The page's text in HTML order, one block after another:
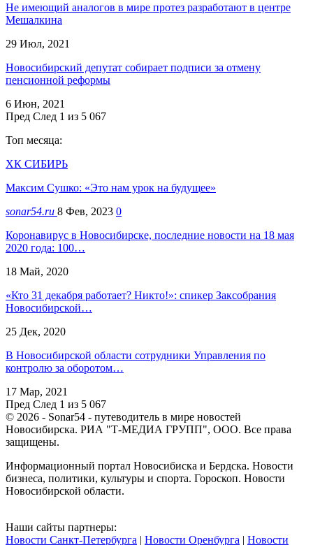
Не имеющий аналогов в мире протез разработают в центре
Мешалкина
29 Июл, 2021
Новосибирский депутат собирает подписи за отмену
пенсионной реформы
6 Июн, 2021
Пред След 1 из 5 067
Топ месяца:
ХК СИБИРЬ
Максим Сушко: «Это нам урок на будущее»
sonar54.ru 8 Фев, 2023 0
Коронавирус в Новосибирске, последние новости на 18 мая
2020 года: 100…
18 Май, 2020
«Кто 31 декабря работает? Никто!»: спикер Заксобрания
Новосибирской…
25 Дек, 2020
В Новосибирской области сотрудники Управления по
контролю за оборотом…
17 Мар, 2021
Пред След 1 из 5 067
© 2026 - Sonar54 - путеводитель в мире новостей
Новосибирска. РИА "Т-МЕДИА ГРУПП", ООО. Все права
защищены.
Информационный портал Новосибиска и Бердска. Новости
бизнеса, политики, культуры и спорта. Гороскоп. Новости
Новосибирской области.
Наши сайты партнеры:
Новости Санкт-Петербурга | Новости Оренбурга | Новости